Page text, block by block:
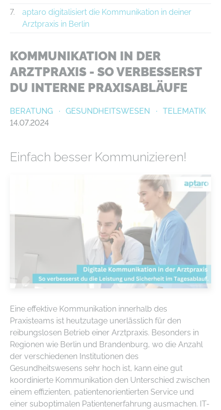
KOMMUNIKATION IN DER
ARZTPRAXIS - SO VERBESSERST
DU INTERNE PRAXISABLÄUFE
BERATUNG GESUNDHEITSWESEN
TELEMATIK
14.07.2024
Einfach besser Kommunizieren!
Eine effektive Kommunikation innerhalb des
Praxisteams ist heutzutage unerlässlich für den
reibungslosen Betrieb einer Arztpraxis. Besonders in
Regionen wie Berlin und Brandenburg, wo die Anzahl
der verschiedenen Institutionen des
Gesundheitswesens sehr hoch ist, kann eine gut
koordinierte Kommunikation den Unterschied zwischen
einem effizienten, patientenorientierten Service und
einer suboptimalen Patientenerfahrung ausmachen. IT-
aptaro digitalisiert die Kommunikation in deiner
Arztpraxis in Berlin